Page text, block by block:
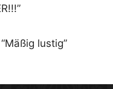
”
Mäßig lustig”